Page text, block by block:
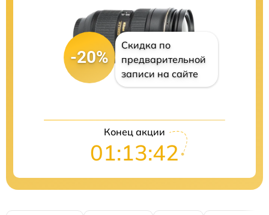
-20%
Скидка по
предварительной
записи на сайте
Конец акции
01:13:41